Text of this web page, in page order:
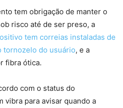
tem obrigação de manter o
risco até de ser preso, a
tem correias instaladas de
tornozelo do usuário, e a
fibra ótica.
com o status do
vibra para avisar quando a